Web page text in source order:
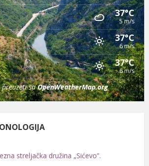
37°C
5 m/s
37°C
6 m/s
37°C
6 m/s
preuzeti saOpenWeatherMap.org
streljačka družina.